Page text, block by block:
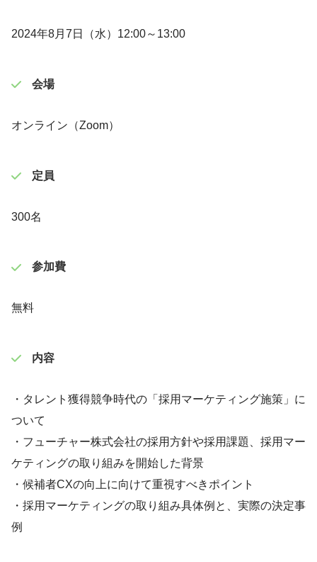
2024年8月7日（水）12:00～13:00
会場
オンライン（Zoom）
定員
300名
参加費
無料
内容
・タレント獲得競争時代の「採用マーケティング施策」に
ついて
・フューチャー株式会社の採用方針や採用課題、採用マー
ケティングの取り組みを開始した背景
・候補者CXの向上に向けて重視すべきポイント
・採用マーケティングの取り組み具体例と、実際の決定事
例